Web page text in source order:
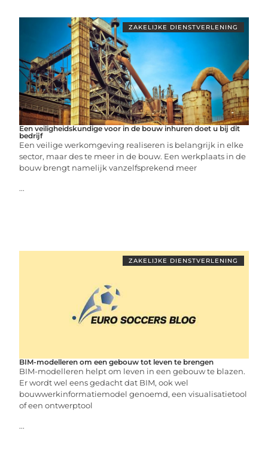
ZAKELIJKE DIENSTVERLENING
Een veiligheidskundige voor in de bouw inhuren doet u bij dit
bedrijf
Een veilige werkomgeving realiseren is belangrijk in elke
sector, maar des te meer in de bouw. Een werkplaats in de
bouw brengt namelijk vanzelfsprekend meer
...
ZAKELIJKE DIENSTVERLENING
BIM-modelleren om een gebouw tot leven te brengen
BIM-modelleren helpt om leven in een gebouw te blazen.
Er wordt wel eens gedacht dat BIM, ook wel
bouwwerkinformatiemodel genoemd, een visualisatietool
of een ontwerptool
...